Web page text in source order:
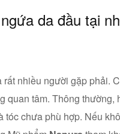
da đầu tại
nhiều người gặp phải.
quan tâm. Thông
tóc chưa phù hợp. Nếu